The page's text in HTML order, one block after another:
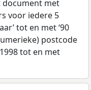
document met
voor iedere 5
tot en met ‘90
postcode
tot en met